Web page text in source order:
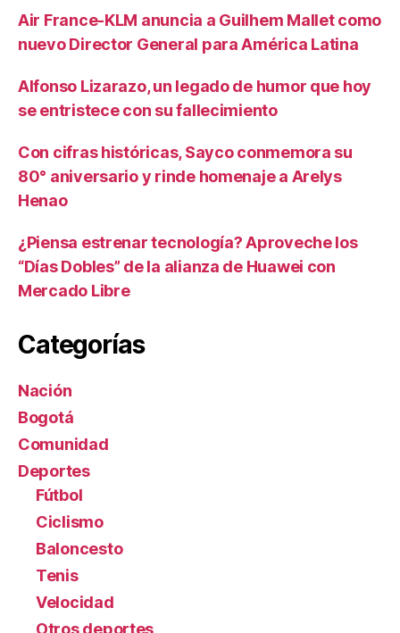
Air France-KLM anuncia a Guilhem Mallet como
nuevo Director General para América Latina
Alfonso Lizarazo, un legado de humor que hoy
se entristece con su fallecimiento
Con cifras históricas, Sayco conmemora su
80° aniversario y rinde homenaje a Arelys
Henao
¿Piensa estrenar tecnología? Aproveche los
“Días Dobles” de la alianza de Huawei con
Mercado Libre
Categorías
Nación
Bogotá
Comunidad
Deportes
Fútbol
Ciclismo
Baloncesto
Tenis
Velocidad
Otros deportes